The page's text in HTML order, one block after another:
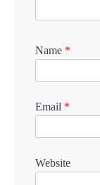
Name *
Email *
Website